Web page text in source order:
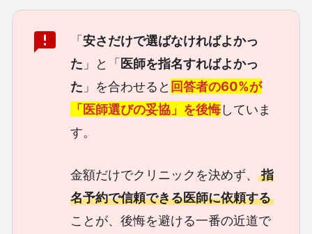
「安さだけで選ばなければよかっ
た 」と「医師を指名すればよかっ
た 」を合わせると 回答者の60%が
「医師選びの妥協」を後悔していま
す。
金額だけでクリニックを決めず、
指
名予約で信頼できる医師に依頼する
ことが、後悔を避ける一番の近道で